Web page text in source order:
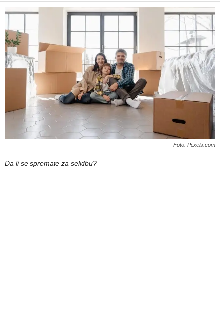
Foto: Pexels.com
Da li se spremate za selidbu?